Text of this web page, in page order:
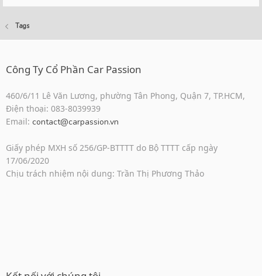
Tags
Công Ty Cổ Phần Car Passion
460/6/11 Lê Văn Lương, phường Tân Phong, Quận 7, TP.HCM,
Điện thoại: 083-8039939
Email: contact@carpassion.vn
Giấy phép MXH số 256/GP-BTTTT do Bộ TTTT cấp ngày
17/06/2020
Chịu trách nhiệm nội dung: Trần Thị Phương Thảo